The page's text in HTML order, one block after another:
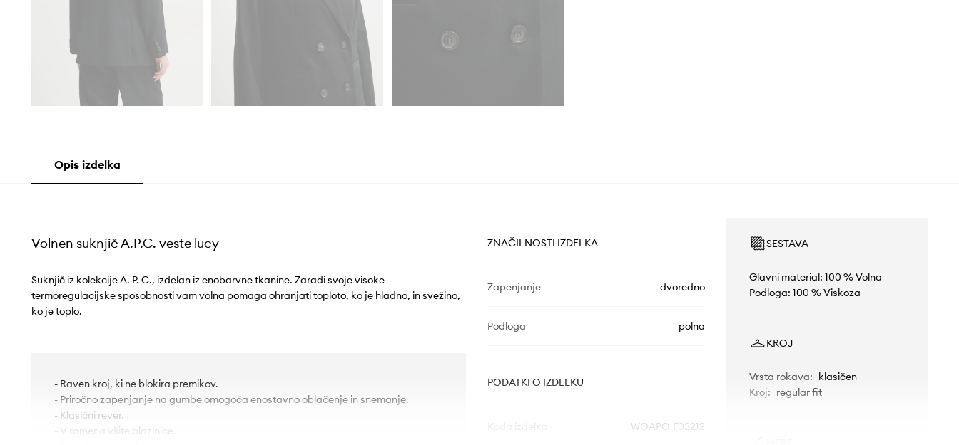
Opis izdelka
Volnen suknjič A.P.C. veste lucy
Suknjič iz kolekcije A. P. C., izdelan iz enobarvne tkanine. Zaradi svoje visoke
termoregulacijske sposobnosti vam volna pomaga ohranjati toploto, ko je hladno, in svežino,
ko je toplo.
- Raven kroj, ki ne blokira premikov.
- Priročno zapenjanje na gumbe omogoča enostavno oblačenje in snemanje.
- Klasični rever.
- V ramena všite blazinice.
ZNAČILNOSTI IZDELKA
Zapenjanje dvoredno
Podloga polna
PODATKI O IZDELKU
WOAPO.F03212
SESTAVA
Glavni material: 100 % Volna
Podloga: 100 % Viskoza
KROJ
Vrsta rokava:
klasičen
Kroj: regular fit